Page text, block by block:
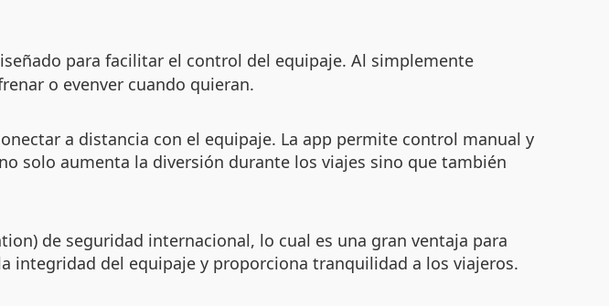
para facilitar el control del equipaje. Al simplemente
o evenver cuando quieran.
a distancia con el equipaje. La app permite control manual y
solo aumenta la diversión durante los viajes sino que también
de seguridad internacional, lo cual es una gran ventaja para
integridad del equipaje y proporciona tranquilidad a los viajeros.